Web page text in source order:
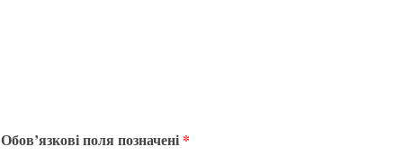
Обов’язкові поля позначені *